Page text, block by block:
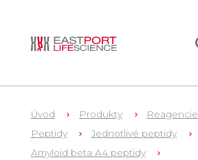
Úvod Produkty
Reagencie
Peptidy
Jednotlivé peptidy
Amyloid beta A4 peptidy